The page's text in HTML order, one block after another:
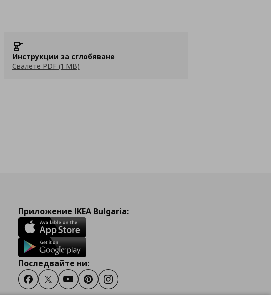
Инструкции за сглобяване
Свалете PDF (1 MB)
Приложение IKEA Bulgaria:
Последвайте ни:
FacebookTwitterYoutubePinterestInstagram